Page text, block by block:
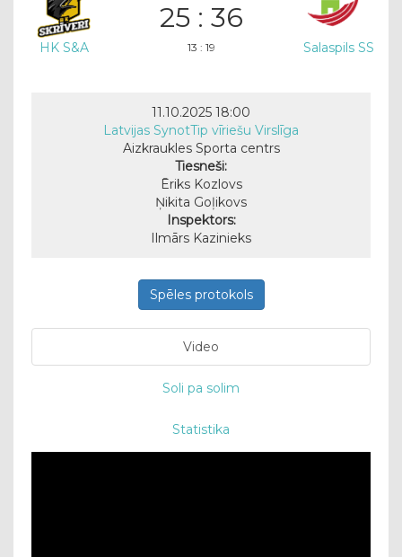
HK S&A
25 : 36
13 : 19 Salaspils SS
11.10.2025 18:00
Latvijas SynotTip vīriešu Virslīga
Aizkraukles Sporta centrs
Tiesneši:
Ēriks Kozlovs
Ņikita Goļikovs
Inspektors:
Ilmārs Kazinieks
Spēles protokols
Video
Soli pa solim
Statistika